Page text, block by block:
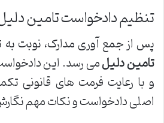
تنظیم دادخواست تامین
پس از جمع آوری مدارک، نوبت
تامین دلیلمی رسد. این
و با رعایت فرمت های قانونی
اصلی دادخواست و نکات مهم نگارش